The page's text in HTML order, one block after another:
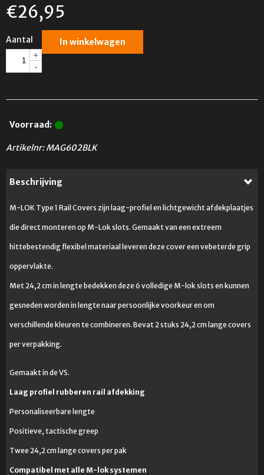
€26,95
Aantal
+
-
In winkelwagen
Voorraad:
Artikelnr: MAG602BLK
Beschrijving
M-LOK Type 1 Rail Covers zijn laag-profiel en lichtgewicht afdekplaatjes
die direct monteren op M-Lok slots. Gemaakt van een extreem
hittebestendig flexibel materiaal leveren deze cover een vebeterde grip
oppervlakte.
Met 24,2 cm in lengte bedekken deze 6 volledige M-lok slots en kunnen
gesneden worden in lengte naar persoonlijke voorkeur en om
verschillende kleuren te combineren. Bevat 2 stuks 24,2 cm lange covers
per verpakking.
Gemaakt in de VS.
Laag profiel rubberen rail afdekking
Personaliseerbare lengte
Positieve, tactische greep
Twee 24,2 cm lange covers per pak
Compatibel met alle M-lok systemen